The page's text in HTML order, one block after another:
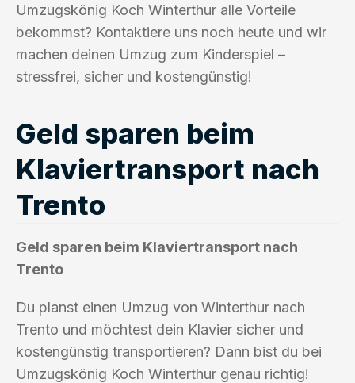
Umzugskönig Koch Winterthur alle Vorteile
bekommst? Kontaktiere uns noch heute und wir
machen deinen Umzug zum Kinderspiel –
stressfrei, sicher und kostengünstig!
Geld sparen beim
Klaviertransport nach
Trento
Geld sparen beim Klaviertransport nach
Trento
Du planst einen Umzug von Winterthur nach
Trento und möchtest dein Klavier sicher und
kostengünstig transportieren? Dann bist du bei
Umzugskönig Koch Winterthur genau richtig!